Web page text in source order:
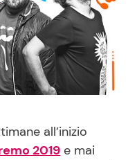
e Ricette
di Cucina
Ricette in TV
all’inizio
2019 e mai